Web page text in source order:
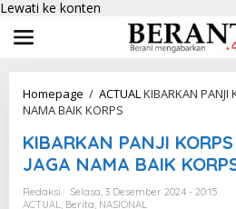
Lewati ke konten
Homepage / ACTUALKIBARKAN PANJI
NAMA BAIK KORPS
KIBARKAN PANJI
JAGA NAMA BAIK
Redaksi
Selasa, 3 Desember 2024 - 20:15
ACTUAL, Berita, NASIONAL